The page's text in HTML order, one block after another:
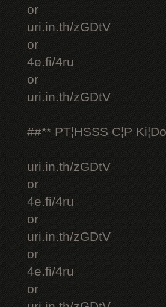
or
uri.in.th/zGDtV
or
4e.fi/4ru
or
uri.in.th/zGDtV
##** PT¦HSSS C¦P
uri.in.th/zGDtV
or
4e.fi/4ru
or
uri.in.th/zGDtV
or
4e.fi/4ru
or